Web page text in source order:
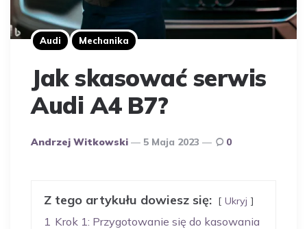
Audi Mechanika
Jak skasować serwis
Audi A4 B7?
Opublikowany
Andrzej Witkowski 5 Maja 2023 0
Z tego artykułu dowiesz się: Ukryj
1 Krok 1: Przygotowanie się do kasowania